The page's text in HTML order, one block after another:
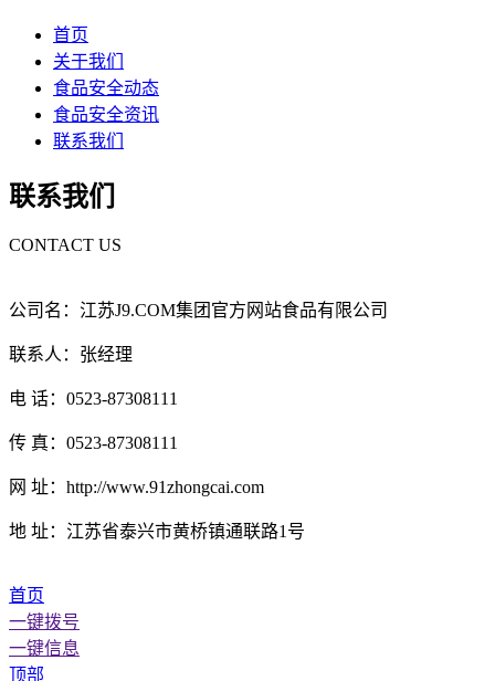
首页
关于我们
食品安全动态
食品安全资讯
联系我们
联系我们
CONTACT US
公司名：江苏J9.COM集团官方网站食品有限公司
联系人：张经理
电 话：0523-87308111
传 真：0523-87308111
网 址：http://www.91zhongcai.com
地 址：江苏省泰兴市黄桥镇通联路1号
首页
一键拨号
一键信息
顶部